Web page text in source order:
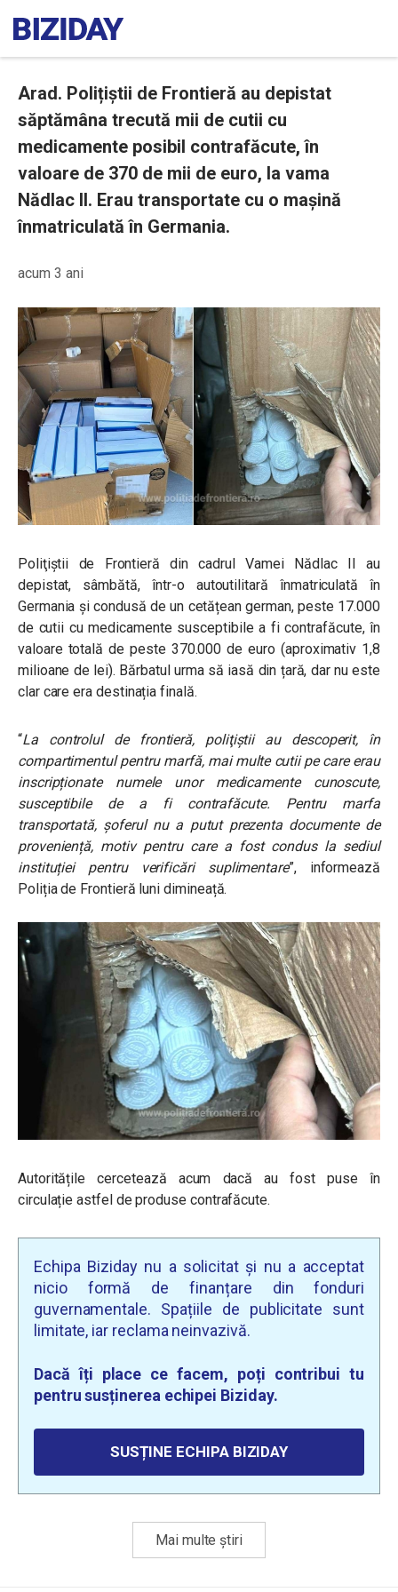
Arad. Polițiștii de Frontieră au depistat
săptămâna trecută mii de cutii cu
medicamente posibil contrafăcute, în
valoare de 370 de mii de euro, la vama
Nădlac II. Erau transportate cu o mașină
înmatriculată în Germania.
acum 3 ani
Poliţiștii de Frontieră din cadrul Vamei Nădlac II au
depistat, sâmbătă, într-o autoutilitară înmatriculată în
Germania și condusă de un cetățean german, peste 17.000
de cutii cu medicamente susceptibile a fi contrafăcute, în
valoare totală de peste 370.000 de euro (aproximativ 1,8
milioane de lei). Bărbatul urma să iasă din țară, dar nu este
clar care era destinația finală.
“La controlul de frontieră, poliţiştii au descoperit, în
compartimentul pentru marfă, mai multe cutii pe care erau
inscripționate numele unor medicamente cunoscute,
susceptibile de a fi contrafăcute. Pentru marfa
transportată, șoferul nu a putut prezenta documente de
proveniență, motiv pentru care a fost condus la sediul
instituției pentru verificări suplimentare”, informează
Poliția de Frontieră luni dimineață.
Autoritățile cercetează acum dacă au fost puse în
circulație astfel de produse contrafăcute.
Echipa Biziday nu a solicitat și nu a acceptat
nicio formă de finanțare din fonduri
guvernamentale. Spațiile de publicitate sunt
limitate, iar reclama neinvazivă.
Dacă îți place ce facem, poți contribui tu
pentru susținerea echipei Biziday.
SUSȚINE ECHIPA BIZIDAY
Mai multe știri